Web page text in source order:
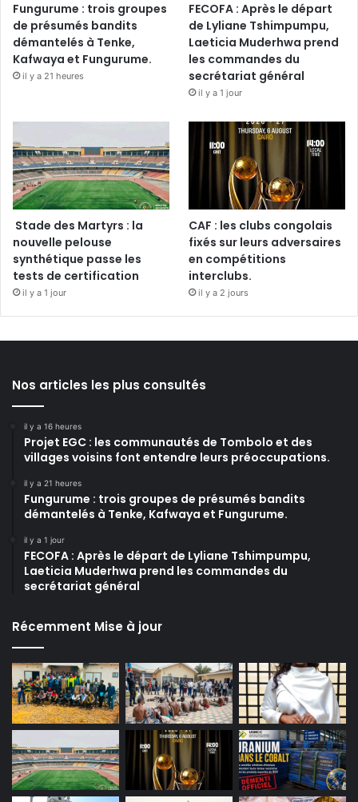
Fungurume : trois groupes
de présumés bandits
démantelés à Tenke,
Kafwaya et Fungurume.
il y a 21 heures
FECOFA : Après le départ
de Lyliane Tshimpumpu,
Laeticia Muderhwa prend
les commandes du
secrétariat général
il y a 1 jour
Stade des Martyrs : la
nouvelle pelouse
synthétique passe les
tests de certification
il y a 1 jour
CAF : les clubs congolais
fixés sur leurs adversaires
en compétitions
interclubs.
il y a 2 jours
Nos articles les plus consultés
il y a 16 heures
Projet EGC : les communautés de Tombolo et des
villages voisins font entendre leurs préoccupations.
il y a 21 heures
Fungurume : trois groupes de présumés bandits
démantelés à Tenke, Kafwaya et Fungurume.
il y a 1 jour
FECOFA : Après le départ de Lyliane Tshimpumpu,
Laeticia Muderhwa prend les commandes du
secrétariat général
Récemment Mise à jour